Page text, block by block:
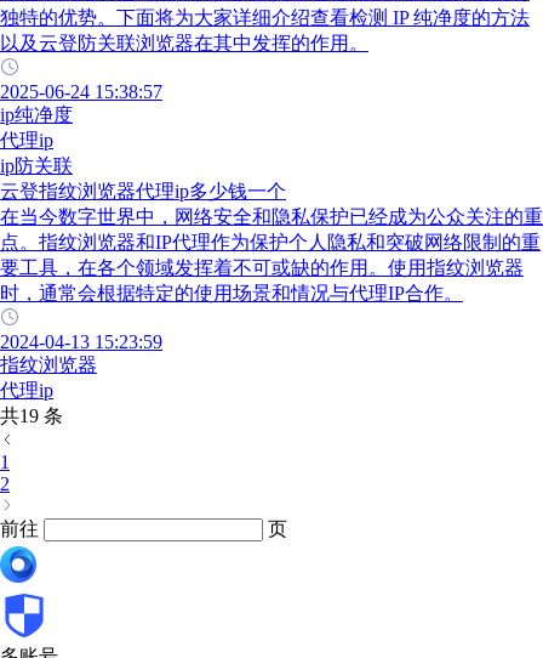
独特的优势。下面将为大家详细介绍查看检测 IP 纯净度的方法
以及云登防关联浏览器在其中发挥的作用。
2025-06-24 15:38:57
ip纯净度
代理ip
ip防关联
云登指纹浏览器代理ip多少钱一个
在当今数字世界中，网络安全和隐私保护已经成为公众关注的重
点。指纹浏览器和IP代理作为保护个人隐私和突破网络限制的重
要工具，在各个领域发挥着不可或缺的作用。使用指纹浏览器
时，通常会根据特定的使用场景和情况与代理IP合作。
2024-04-13 15:23:59
指纹浏览器
代理ip
共19 条
1
2
前往 页